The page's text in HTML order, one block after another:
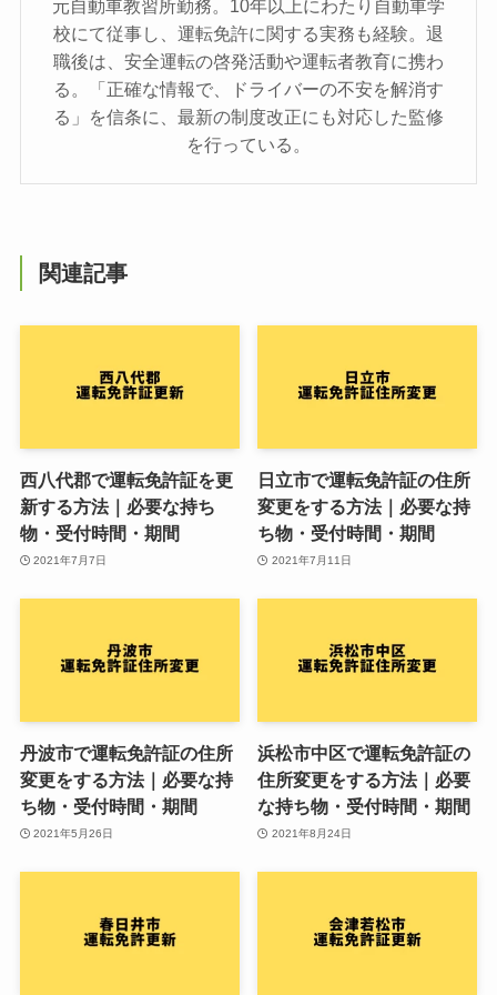
元自動車教習所勤務。10年以上にわたり自動車学
校にて従事し、運転免許に関する実務も経験。退
職後は、安全運転の啓発活動や運転者教育に携わ
る。「正確な情報で、ドライバーの不安を解消す
る」を信条に、最新の制度改正にも対応した監修
を行っている。
関連記事
西八代郡で運転免許証を更
新する方法｜必要な持ち
物・受付時間・期間
2021年7月7日
日立市で運転免許証の住所
変更をする方法｜必要な持
ち物・受付時間・期間
2021年7月11日
丹波市で運転免許証の住所
変更をする方法｜必要な持
ち物・受付時間・期間
2021年5月26日
浜松市中区で運転免許証の
住所変更をする方法｜必要
な持ち物・受付時間・期間
2021年8月24日